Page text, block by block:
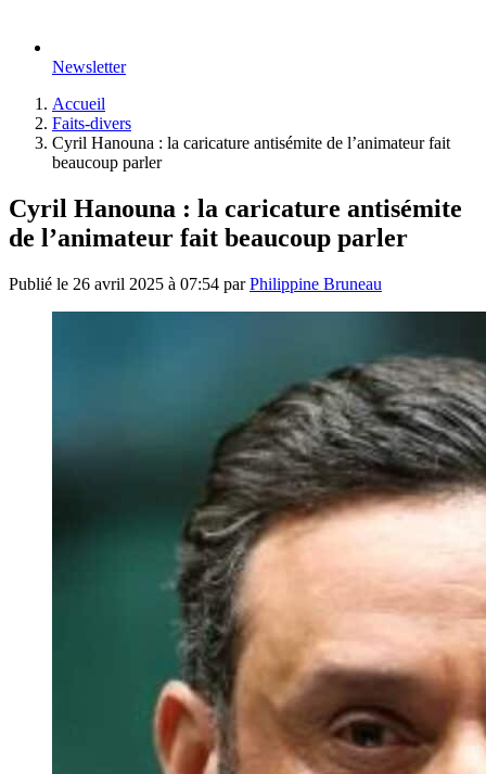
Newsletter
Accueil
Faits-divers
Cyril Hanouna : la caricature antisémite de l’animateur fait
beaucoup parler
Cyril Hanouna : la caricature antisémite
de l’animateur fait beaucoup parler
Publié le 26 avril 2025 à 07:54 parPhilippine Bruneau